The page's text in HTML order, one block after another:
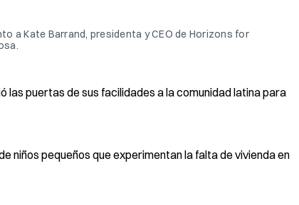
a Kate Barrand, presidenta y CEO de Horizons for
las puertas de sus facilidades a la comunidad latina para
niños pequeños que experimentan la falta de vivienda en